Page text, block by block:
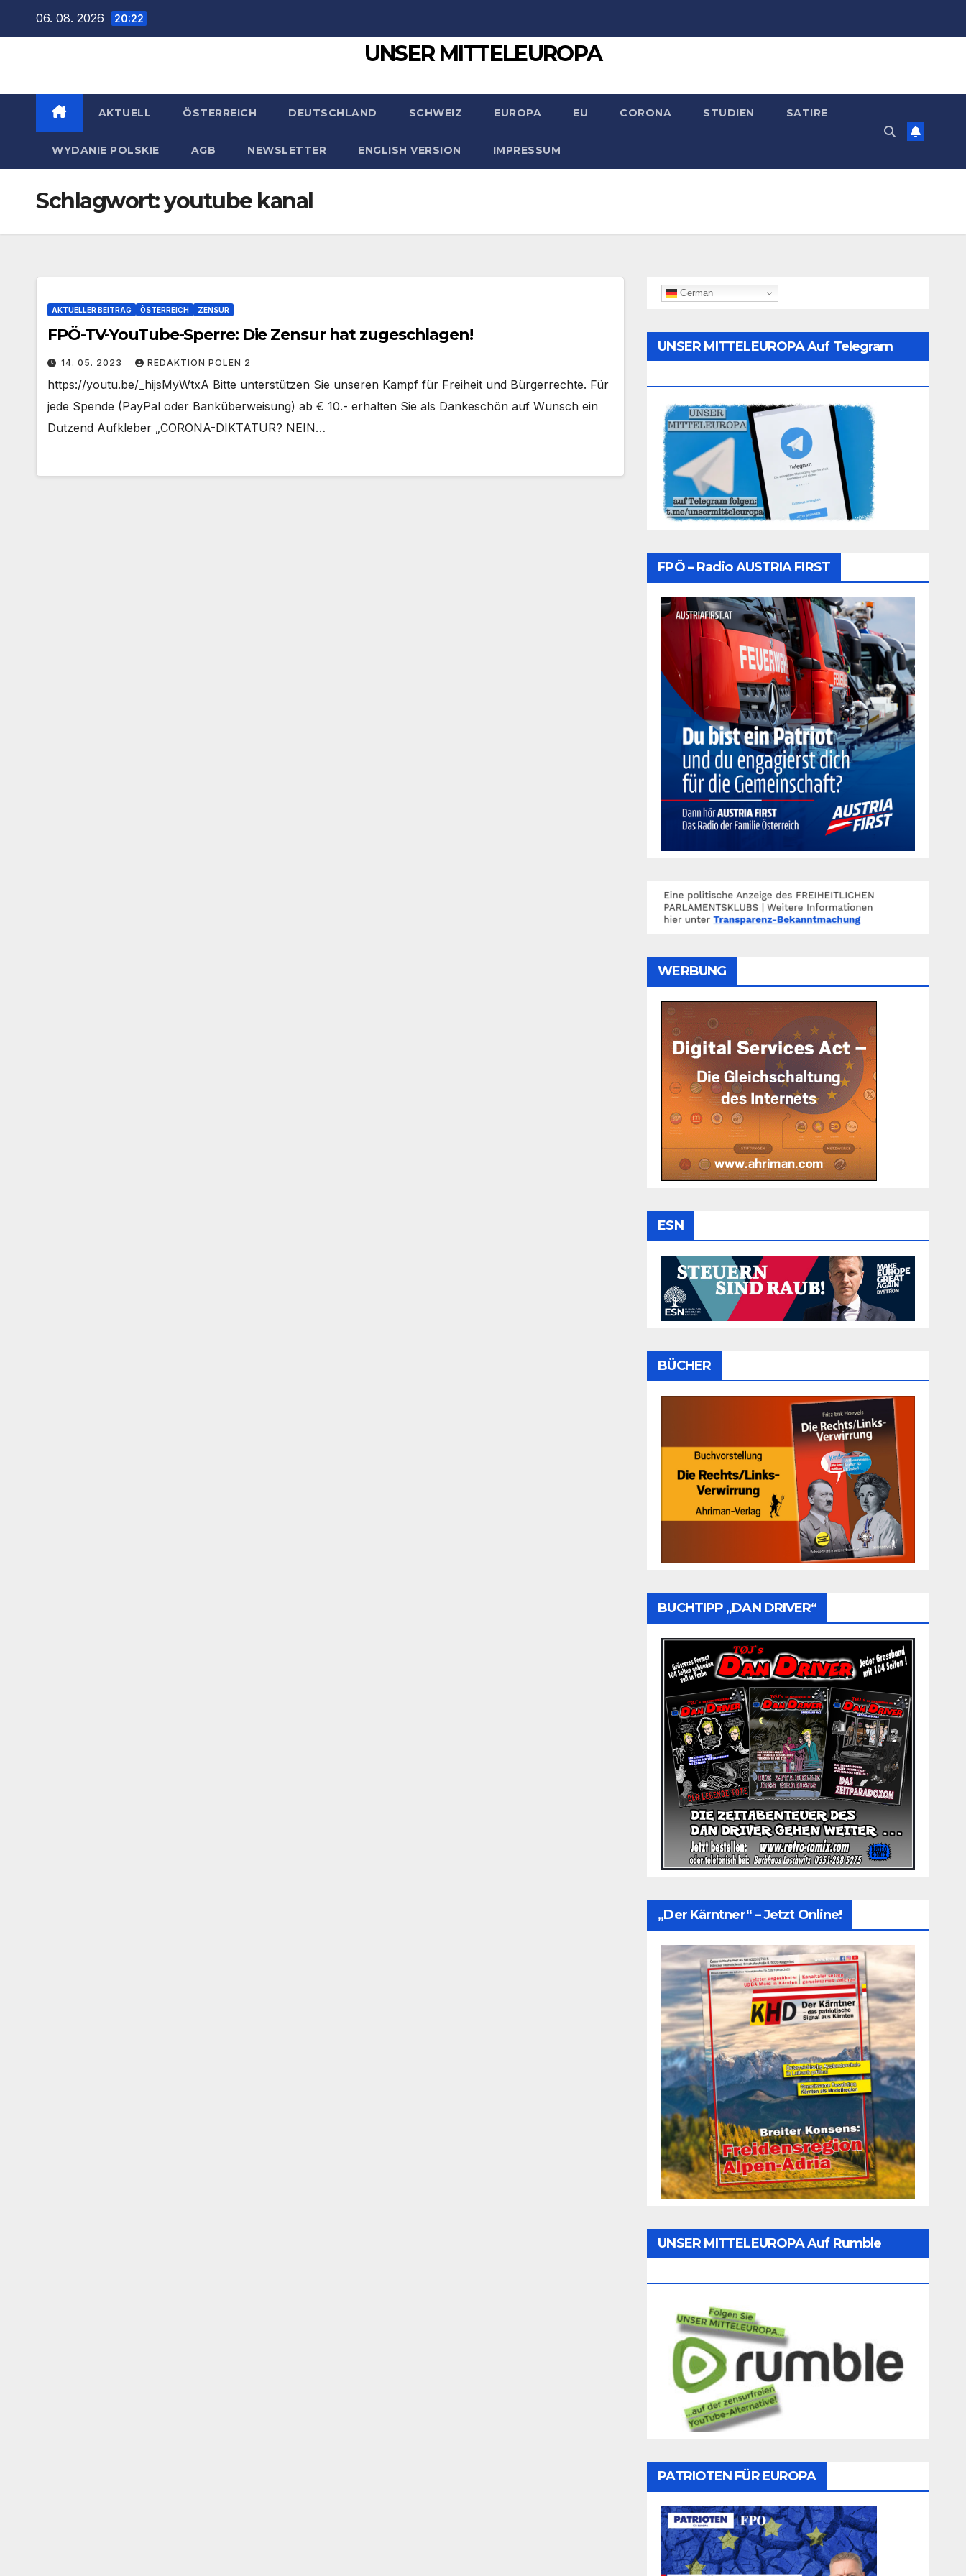
06. 08. 2026 20:22
UNSER MITTELEUROPA
AKTUELL ÖSTERREICH DEUTSCHLAND SCHWEIZ EUROPA EU CORONA STUDIEN SATIRE
WYDANIE POLSKIE AGB NEWSLETTER ENGLISH VERSION IMPRESSUM
Schlagwort:youtube kanal
AKTUELLER BEITRAG ÖSTERREICH ZENSUR
FPÖ-TV-YouTube-Sperre: Die Zensur hat zugeschlagen!
14. 05. 2023 REDAKTION POLEN 2
https://youtu.be/_hijsMyWtxA Bitte unterstützen Sie unseren Kampf für Freiheit und Bürgerrechte. Für
jede Spende (PayPal oder Banküberweisung) ab € 10.- erhalten Sie als Dankeschön auf Wunsch ein
Dutzend Aufkleber „CORONA-DIKTATUR? NEIN…
German
UNSER MITTELEUROPA Auf Telegram
FPÖ – Radio AUSTRIA FIRST
WERBUNG
ESN
BÜCHER
BUCHTIPP „DAN DRIVER“
„Der Kärntner“ – Jetzt Online!
UNSER MITTELEUROPA Auf Rumble
PATRIOTEN FÜR EUROPA